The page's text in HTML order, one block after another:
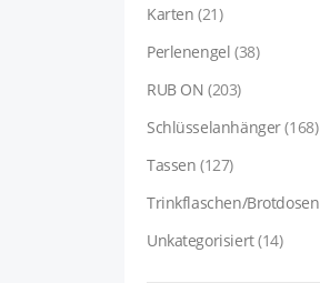
Karten (21)
Perlenengel (38)
RUB ON (203)
Schlüsselanhänger(168)
Tassen (127)
Trinkflaschen/Brotdosen
Unkategorisiert(14)